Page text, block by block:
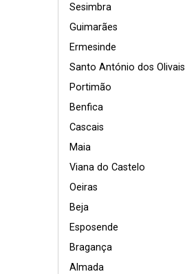
Sesimbra
Guimarães
Ermesinde
Santo António dos Olivais
Portimão
Benfica
Cascais
Maia
Viana do Castelo
Oeiras
Beja
Esposende
Bragança
Almada